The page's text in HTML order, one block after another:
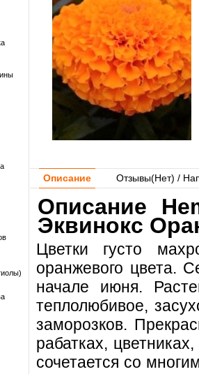
Описание Отзывы(Нет) /
Описание
Эквинокс
Цветки густо
оранжевого цвета.
начале июня.
теплолюбивое,
заморозков.
рабатках,
сочетается со